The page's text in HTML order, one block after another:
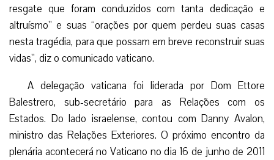
resgate que foram conduzidos com tanta dedicação e
altruísmo” e suas “orações por quem perdeu suas casas
nesta tragédia, para que possam em breve reconstruir suas
vidas”, diz o comunicado vaticano.
A delegação vaticana foi liderada por Dom Ettore
Balestrero, sub-secretário para as Relações com os
Estados. Do lado israelense, contou com Danny Avalon,
ministro das Relações Exteriores. O próximo encontro da
plenária acontecerá no Vaticano no dia 16 de junho de 2011